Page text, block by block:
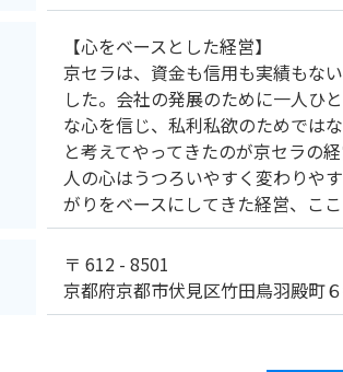
【心をベースとした経営】
京セラは、資金も信用も実績もな
した。会社の発展のために一人ひ
な心を信じ、私利私欲のためでは
と考えてやってきたのが京セラの経
人の心はうつろいやすく変わりや
がりをベースにしてきた経営、こ
〒 612 - 8501
京都府京都市伏見区竹田鳥羽殿町